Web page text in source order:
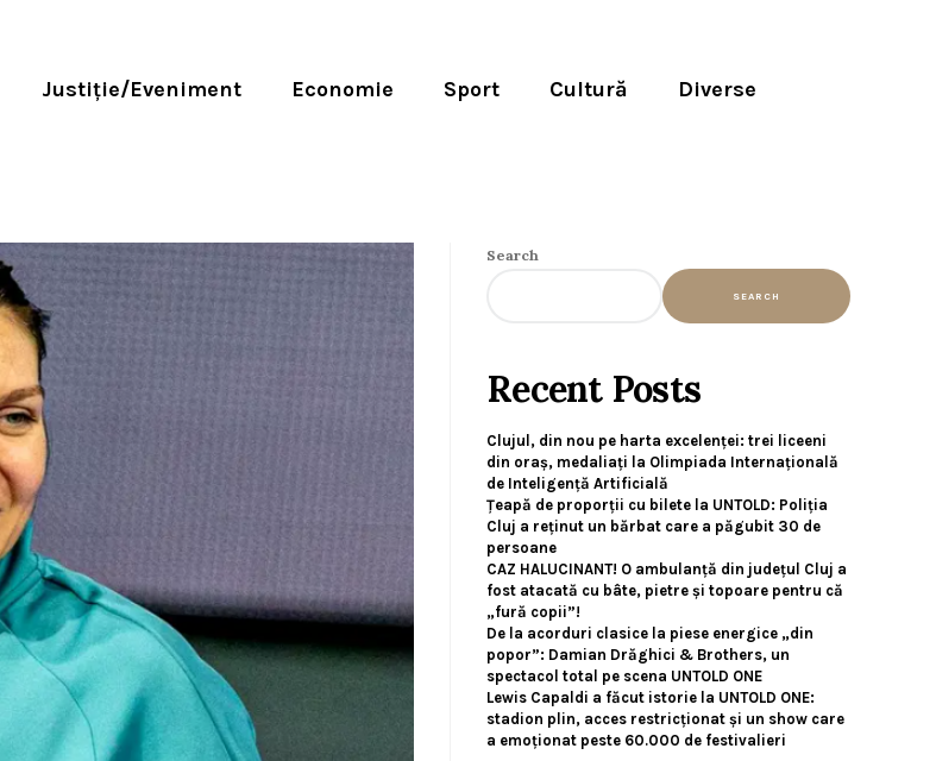
Justiție/Eveniment Economie Sport Cultură Diverse
Search
SEARCH
Recent Posts
Clujul, din nou pe harta excelenței: trei liceeni
din oraș, medaliați la Olimpiada Internațională
de Inteligență Artificială
Țeapă de proporții cu bilete la UNTOLD: Poliția
Cluj a reținut un bărbat care a păgubit 30 de
persoane
CAZ HALUCINANT! O ambulanță din județul Cluj a
fost atacată cu bâte, pietre și topoare pentru că
„fură copii”!
De la acorduri clasice la piese energice „din
popor”: Damian Drăghici & Brothers, un
spectacol total pe scena UNTOLD ONE
Lewis Capaldi a făcut istorie la UNTOLD ONE:
stadion plin, acces restricționat și un show care
a emoționat peste 60.000 de festivalieri